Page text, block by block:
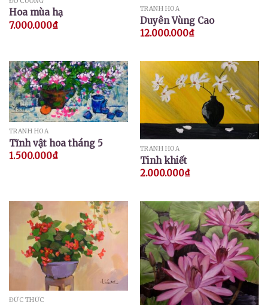
Hoa mùa hạ
7.000.000₫
TRANH HOA
Duyên Vùng Cao
12.000.000₫
TRANH HOA
Tĩnh vật hoa tháng 5
1.500.000₫
TRANH HOA
Tinh khiết
2.000.000₫
ĐỨC THỨC